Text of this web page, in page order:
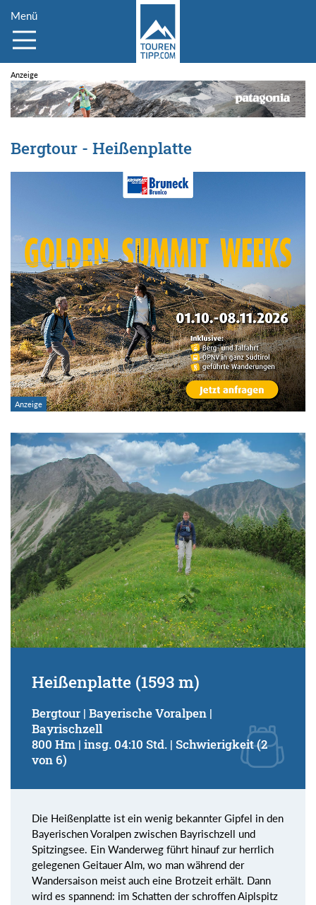
Menü
Bergtour - Heißenplatte
Heißenplatte (1593 m)
Bergtour | Bayerische Voralpen |
Bayrischzell
800 Hm | insg. 04:10 Std. | Schwierigkeit (2
von 6)
Die Heißenplatte ist ein wenig bekannter Gipfel in den
Bayerischen Voralpen zwischen Bayrischzell und
Spitzingsee. Ein Wanderweg führt hinauf zur herrlich
gelegenen Geitauer Alm, wo man während der
Wandersaison meist auch eine Brotzeit erhält. Dann
wird es spannend: im Schatten der schroffen Aiplspitz